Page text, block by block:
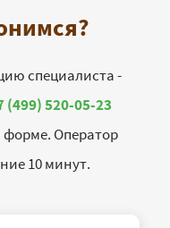
специалиста -
(499) 520-05-23
форме. Оператор
10 минут.